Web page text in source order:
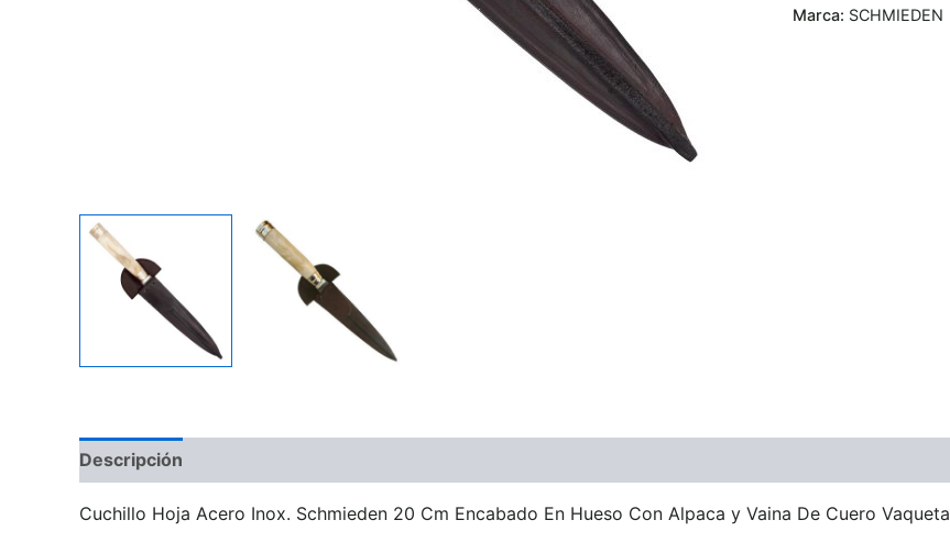
Marca: SCHMIEDEN
Descripción
Cuchillo Hoja Acero Inox. Schmieden 20 Cm Encabado En Hueso Con Alpaca y Vaina De Cuero Vaqueta